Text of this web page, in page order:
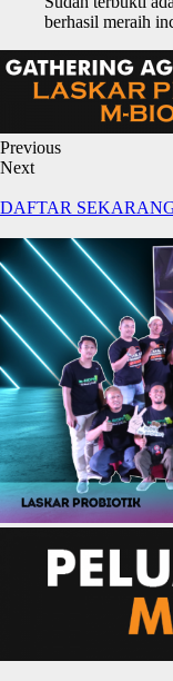
berhasil meraih
Previous
Next
DAFTAR